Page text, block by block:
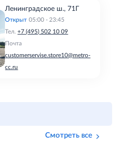
Ленинградское ш., 71Г
Открыт 05:00 - 23:45
Тел.+7 (495) 502 10 09
Почта
customerservise.store10@metro-
cc.ru
Смотреть все